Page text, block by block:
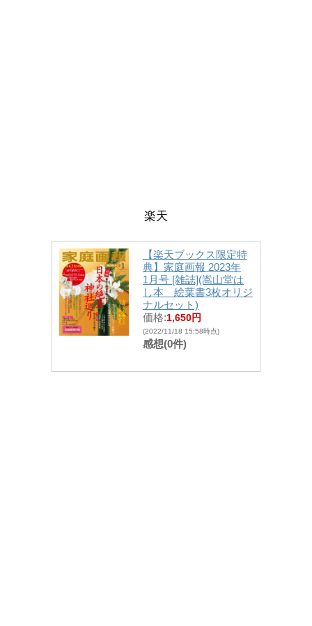
楽天
【楽天ブックス限定特
典】家庭画報 2023年
1月号 [雑誌](嵩山堂は
し本 絵葉書3枚オリジ
ナルセット)
価格:1,650円
(2022/11/18 15:58時点)
感想(0件)